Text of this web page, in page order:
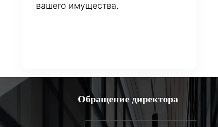
вашего имущества.
Обращение директора